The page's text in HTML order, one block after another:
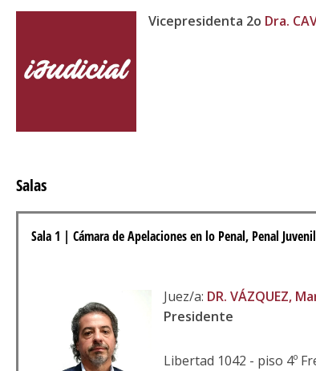
Vicepresidenta 2o Dra.
Salas
Sala 1 | Cámara de Apelaciones en lo Penal, Penal
Juez/a: DR. VÁZQUEZ,
Presidente
Libertad 1042 - piso 4º